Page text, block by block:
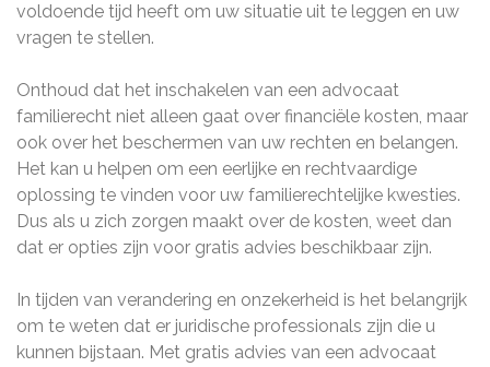
voldoende tijd heeft om uw situatie uit te leggen en uw
vragen te stellen.
Onthoud dat het inschakelen van een advocaat
familierecht niet alleen gaat over financiële kosten, maar
ook over het beschermen van uw rechten en belangen.
Het kan u helpen om een eerlijke en rechtvaardige
oplossing te vinden voor uw familierechtelijke kwesties.
Dus als u zich zorgen maakt over de kosten, weet dan
dat er opties zijn voor gratis advies beschikbaar zijn.
In tijden van verandering en onzekerheid is het belangrijk
om te weten dat er juridische professionals zijn die u
kunnen bijstaan. Met gratis advies van een advocaat